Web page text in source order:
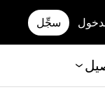
سجِّل